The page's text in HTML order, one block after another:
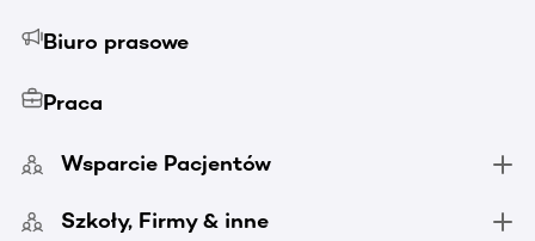
Biuro prasowe
Praca
Wsparcie Pacjentów
Szkoły, Firmy & inne